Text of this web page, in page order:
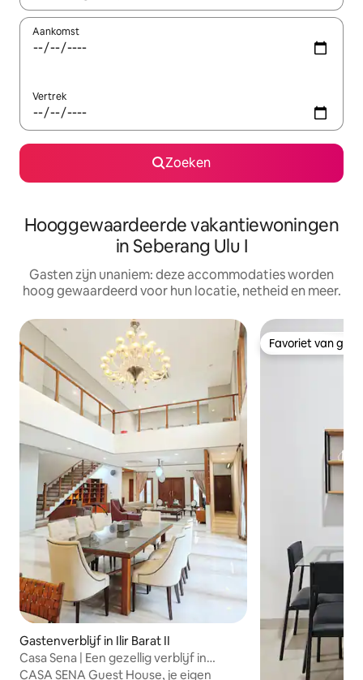
Aankomst
Vertrek
Zoeken
Hooggewaardeerde vakantiewoningen
in Seberang Ulu I
Gasten zijn unaniem: deze accommodaties worden
hoog gewaardeerd voor hun locatie, netheid en meer.
Gastenverblijf in Ilir Barat II
Casa Sena | Een gezellig verblijf in
Palembang
CASA SENA Guest House, je eigen
Favoriet van
Favoriet van